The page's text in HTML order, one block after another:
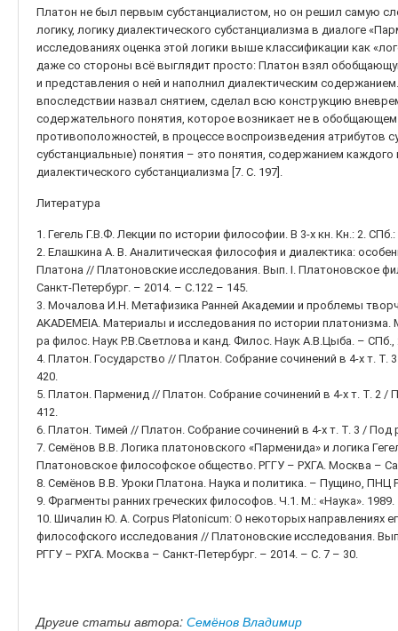
Платон не был первым субстанциалистом, но он решил самую
логику, логику диалектического субстанциализма в диалоге
исследованиях оценка этой логики выше классификации как
даже со стороны всё выглядит просто: Платон взял
и представления о ней и наполнил диалектическим
впоследствии назвал снятием, сделал всю конструкцию
содержательного понятия, которое возникает не в обобщающем
противоположностей, в процессе воспроизведения атрибутов
субстанциальные) понятия – это понятия, содержанием каждого
диалектического субстанциализма [7. С. 197].
Литература
1. Гегель Г.В.Ф. Лекции по истории философии. В 3-х кн. Кн.: 2. СПб.:
2. Елашкина А. В. Аналитическая философия и диалектика:
Платона // Платоновские исследования. Вып. I. Платоновское
Санкт-Петербург. – 2014. – С.122 – 145.
3. Мочалова И.Н. Метафизика Ранней Академии и проблемы
AKADEMEIA. Материалы и исследования по истории
ра филос. Наук Р.В.Светлова и канд. Филос. Наук А.В.Цыба. – СПб.,
4. Платон. Государство // Платон. Собрание сочинений в 4-х т.
420.
5. Платон. Парменид // Платон. Собрание сочинений в 4-х т. Т. 2
412.
6. Платон. Тимей // Платон. Собрание сочинений в 4-х т. Т. 3 /
7. Семёнов В.В. Логика платоновского «Парменида» и логика
Платоновское философское общество. РГГУ – РХГА. Москва –
8. Семёнов В.В. Уроки Платона. Наука и политика. – Пущино, ПНЦ
9. Фрагменты ранних греческих философов. Ч.1. М.: «Наука». 1989.
10. Шичалин Ю. А. Corpus Platonicum: О некоторых направлениях
философского исследования // Платоновские исследования.
РГГУ – РХГА. Москва – Санкт-Петербург. – 2014. – С. 7 – 30.
Другие статьи автора: Семёнов Владимир